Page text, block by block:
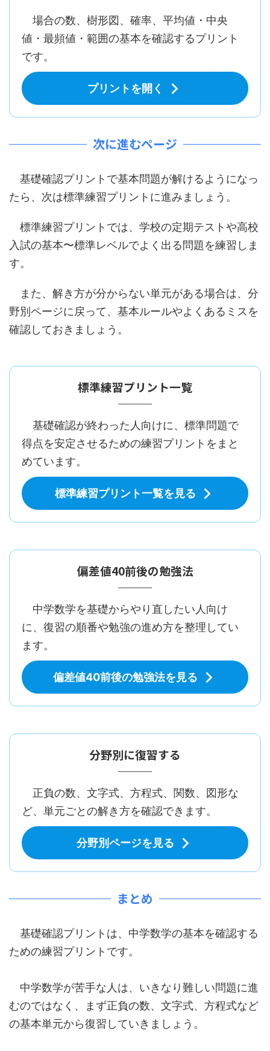
場合の数、樹形図、確率、平均値・中央
値・最頻値・範囲の基本を確認するプリント
です。
プリントを開く
次に進むページ
基礎確認プリントで基本問題が解けるようになっ
たら、次は標準練習プリントに進みましょう。
標準練習プリントでは、学校の定期テストや高校
入試の基本〜標準レベルでよく出る問題を練習しま
す。
また、解き方が分からない単元がある場合は、分
野別ページに戻って、基本ルールやよくあるミスを
確認しておきましょう。
標準練習プリント一覧
基礎確認が終わった人向けに、標準問題で
得点を安定させるための練習プリントをまと
めています。
標準練習プリント一覧を見る
偏差値40前後の勉強法
中学数学を基礎からやり直したい人向け
に、復習の順番や勉強の進め方を整理してい
ます。
偏差値40前後の勉強法を見る
分野別に復習する
正負の数、文字式、方程式、関数、図形な
ど、単元ごとの解き方を確認できます。
分野別ページを見る
まとめ
基礎確認プリントは、中学数学の基本を確認する
ための練習プリントです。
中学数学が苦手な人は、いきなり難しい問題に進
むのではなく、まず正負の数、文字式、方程式など
の基本単元から復習していきましょう。